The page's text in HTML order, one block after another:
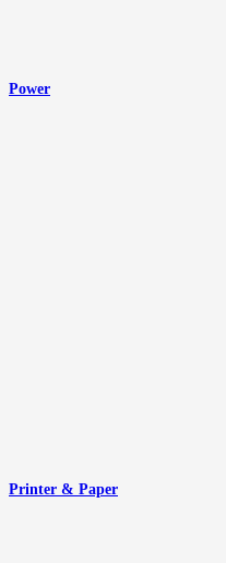
Power
Printer & Paper